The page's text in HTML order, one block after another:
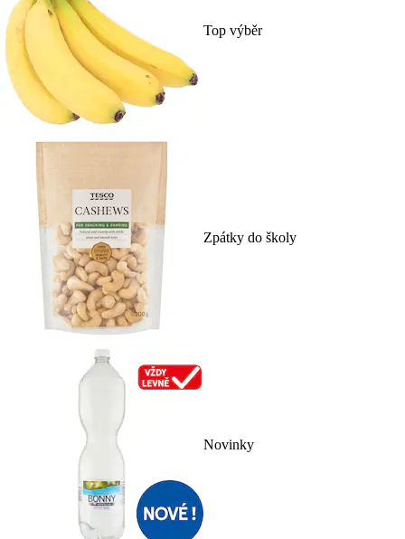
Top výběr
Zpátky do školy
Novinky